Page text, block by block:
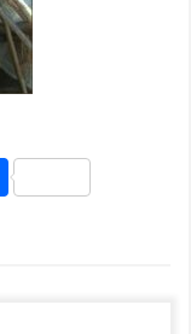
Share